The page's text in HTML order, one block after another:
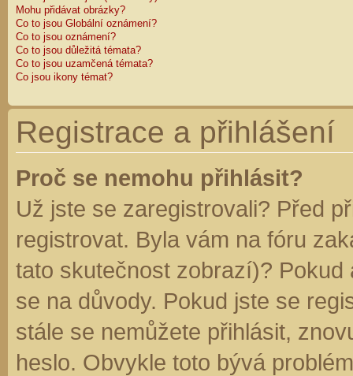
Mohu přidávat obrázky?
Co to jsou Globální oznámení?
Co to jsou oznámení?
Co to jsou důležitá témata?
Co to jsou uzamčená témata?
Co jsou ikony témat?
Registrace a přihlášení
Proč se nemohu přihlásit?
Už jste se zaregistrovali? Před
registrovat. Byla vám na fóru
tato skutečnost zobrazí)?
se na důvody. Pokud jste se
stále se nemůžete přihlásit,
heslo. Obvykle toto bývá